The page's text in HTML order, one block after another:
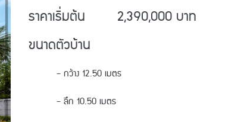
ราคาเริ่มต้น 2,390,000 บาท
ขนาดตัวบ้าน
– กว้าง 12.50 เมตร
– ลึก 10.50 เมตร